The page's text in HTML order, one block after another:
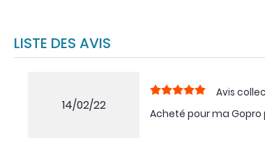
LISTE DES AVIS
14/02/22
Avis
Acheté pour ma